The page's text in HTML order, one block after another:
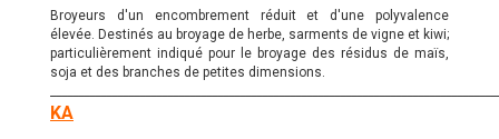
Broyeurs d'un encombrement réduit et d'une polyvalence
élevée. Destinés au broyage de herbe, sarments de vigne et kiwi;
particulièrement indiqué pour le broyage des résidus de maïs,
soja et des branches de petites dimensions.
KA